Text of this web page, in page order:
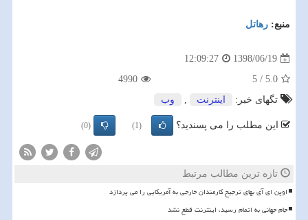
منبع: رهاتل
1398/06/19
12:09:27
5.0
/
5
4990
تگهای خبر:
اینترنت , وب
این مطلب را می پسندید؟ (1)
(0)
تازه ترین مطالب مرتبط
اوپن ای آی بهای ترجیح کارمندان خارجی به آمریکایی را می پردازد
️جام جهانی به اتمام رسید، اینترنت قطع نشد